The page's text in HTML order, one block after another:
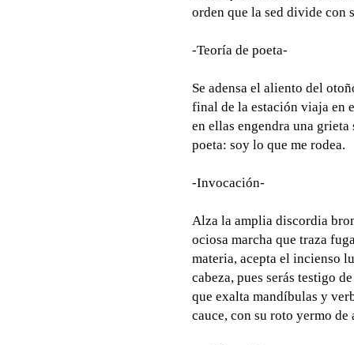
orden que la sed divide con
-Teoría de poeta-
Se adensa el aliento del
final de la estación viaja en
en ellas engendra una
poeta: soy lo que me rodea.
-Invocación-
Alza la amplia discordia
ociosa marcha que traza
materia, acepta el incienso
cabeza, pues serás testigo
que exalta mandíbulas y
cauce, con su roto yermo